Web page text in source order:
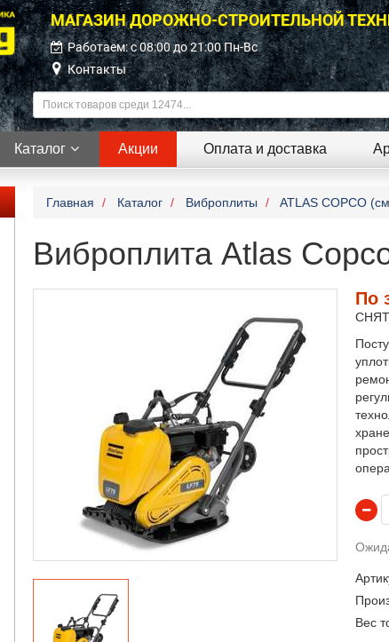
МАГАЗИН ДОРОЖНО-СТРОИТЕЛЬНОЙ
Работаем: c 08:00 до 21:00 Пн-Вс
Контакты
Каталог Акции Оплата и доставка
Главная Каталог Виброплиты ATLAS COPCO
Виброплита Atlas
По
Вес